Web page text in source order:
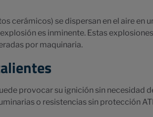
cerámicos) se dispersan en el aire en
es inminente. Estas
por maquinaria.
provocar su ignición sin necesidad
o resistencias sin protección